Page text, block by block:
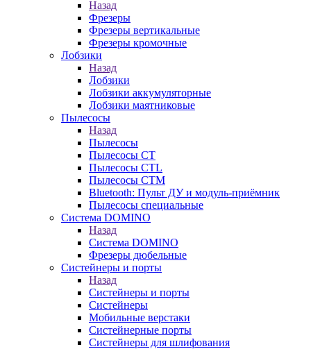
Назад
Фрезеры
Фрезеры вертикальные
Фрезеры кромочные
Лобзики
Назад
Лобзики
Лобзики аккумуляторные
Лобзики маятниковые
Пылесосы
Назад
Пылесосы
Пылесосы CT
Пылесосы CTL
Пылесосы CTM
Bluetooth: Пульт ДУ и модуль-приёмник
Пылесосы специальные
Система DOMINO
Назад
Система DOMINO
Фрезеры дюбельные
Систейнеры и порты
Назад
Систейнеры и порты
Систейнеры
Мобильные верстаки
Систейнерные порты
Систейнеры для шлифования